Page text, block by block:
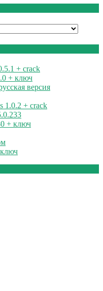
+ crack
+ ключ
версия
1.0.2 + crack
+ ключ